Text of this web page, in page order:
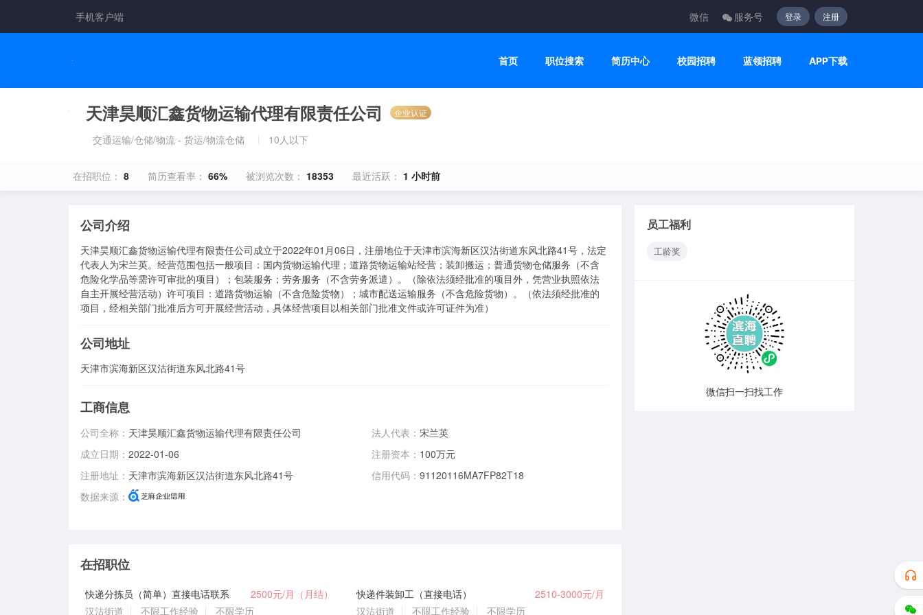
手机客户端 微信 服务号 登录 注册
首页 职位搜索 简历中心 校园招聘 蓝领招聘 APP下载
天津昊顺汇鑫货物运输代理有限责任公司 企业认证
交通运输/仓储/物流 - 货运/物流仓储 10人以下
在招职位： 8 简历查看率： 66% 被浏览次数： 18353 最近活跃： 1 小时前
公司介绍
天津昊顺汇鑫货物运输代理有限责任公司成立于2022年01月06日，注册地位于天津市滨海新区汉沽街道东风北路41号，法定
代表人为宋兰英。经营范围包括一般项目：国内货物运输代理；道路货物运输站经营；装卸搬运；普通货物仓储服务（不含
危险化学品等需许可审批的项目）；包装服务；劳务服务（不含劳务派遣）。（除依法须经批准的项目外，凭营业执照依法
自主开展经营活动）许可项目：道路货物运输（不含危险货物）；城市配送运输服务（不含危险货物）。（依法须经批准的
项目，经相关部门批准后方可开展经营活动，具体经营项目以相关部门批准文件或许可证件为准）
公司地址
天津市滨海新区汉沽街道东风北路41号
工商信息
公司全称： 天津昊顺汇鑫货物运输代理有限责任公司
成立日期：2022-01-06
注册地址： 天津市滨海新区汉沽街道东风北路41号
数据来源：
法人代表： 宋兰英
注册资本： 100万元
信用代码： 91120116MA7FP82T18
在招职位
快递分拣员（简单）直接电话联系
2500元/月（月结）
汉沽街道
不限工作经验 不限学历
快递件装卸工（直接电话）
2510-3000元/月
汉沽街道
不限工作经验 不限学历
员工福利
工龄奖
微信扫一扫找工作